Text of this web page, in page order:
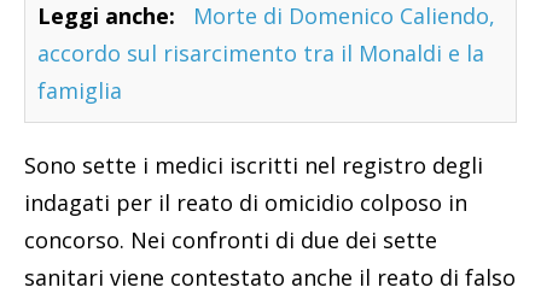
Leggi anche:
Morte di Domenico Caliendo,
accordo sul risarcimento tra il Monaldi e la
famiglia
Sono sette i medici iscritti nel registro degli
indagati per il reato di omicidio colposo in
concorso. Nei confronti di due dei sette
sanitari viene contestato anche il reato di falso